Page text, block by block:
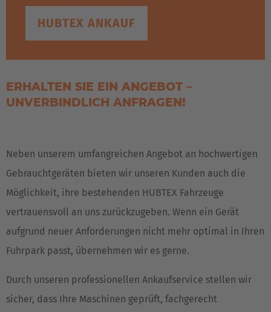
HUBTEX ANKAUF
ERHALTEN SIE EIN ANGEBOT –
UNVERBINDLICH ANFRAGEN!
Neben unserem umfangreichen Angebot an hochwertigen
Gebrauchtgeräten bieten wir unseren Kunden auch die
Möglichkeit, ihre bestehenden HUBTEX Fahrzeuge
vertrauensvoll an uns zurückzugeben. Wenn ein Gerät
aufgrund neuer Anforderungen nicht mehr optimal in Ihren
Fuhrpark passt, übernehmen wir es gerne.
Durch unseren professionellen Ankaufservice stellen wir
sicher, dass Ihre Maschinen geprüft, fachgerecht